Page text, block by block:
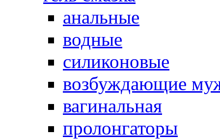
анальные
водные
силиконовые
возбуждающие
вагинальная
пролонгаторы